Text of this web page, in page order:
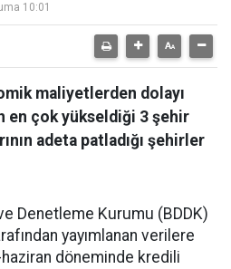
10:01
maliyetlerden dolayı
en çok yükseldiği 3 şehir
adeta patladığı şehirler
Denetleme Kurumu (BDDK)
yayımlanan verilere
haziran döneminde kredili